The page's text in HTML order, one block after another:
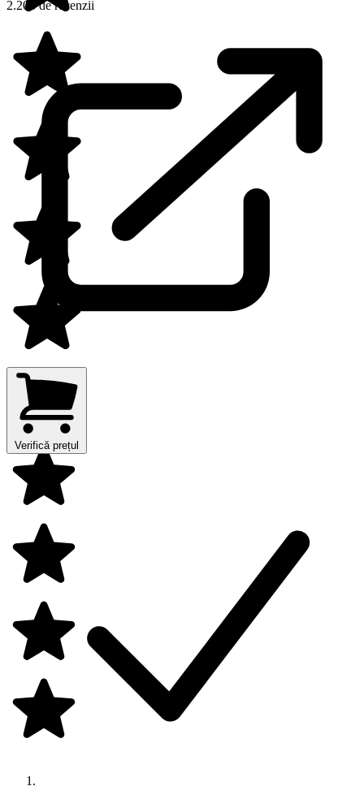
2.206 de recenzii
Verifică prețul